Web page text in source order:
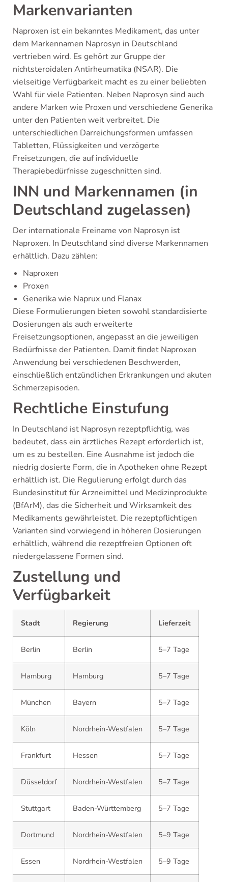
Markenvarianten
Naproxen ist ein bekanntes Medikament, das unter
dem Markennamen Naprosyn in Deutschland
vertrieben wird. Es gehört zur Gruppe der
nichtsteroidalen Antirheumatika (NSAR). Die
vielseitige Verfügbarkeit macht es zu einer beliebten
Wahl für viele Patienten. Neben Naprosyn sind auch
andere Marken wie Proxen und verschiedene Generika
unter den Patienten weit verbreitet. Die
unterschiedlichen Darreichungsformen umfassen
Tabletten, Flüssigkeiten und verzögerte
Freisetzungen, die auf individuelle
Therapiebedürfnisse zugeschnitten sind.
INN und Markennamen (in
Deutschland zugelassen)
Der internationale Freiname von Naprosyn ist
Naproxen. In Deutschland sind diverse Markennamen
erhältlich. Dazu zählen:
Naproxen
Proxen
Generika wie Naprux und Flanax
Diese Formulierungen bieten sowohl standardisierte
Dosierungen als auch erweiterte
Freisetzungsoptionen, angepasst an die jeweiligen
Bedürfnisse der Patienten. Damit findet Naproxen
Anwendung bei verschiedenen Beschwerden,
einschließlich entzündlichen Erkrankungen und akuten
Schmerzepisoden.
Rechtliche Einstufung
In Deutschland ist Naprosyn rezeptpflichtig, was
bedeutet, dass ein ärztliches Rezept erforderlich ist,
um es zu bestellen. Eine Ausnahme ist jedoch die
niedrig dosierte Form, die in Apotheken ohne Rezept
erhältlich ist. Die Regulierung erfolgt durch das
Bundesinstitut für Arzneimittel und Medizinprodukte
(BfArM), das die Sicherheit und Wirksamkeit des
Medikaments gewährleistet. Die rezeptpflichtigen
Varianten sind vorwiegend in höheren Dosierungen
erhältlich, während die rezeptfreien Optionen oft
niedergelassene Formen sind.
Zustellung und
Verfügbarkeit
Stadt Regierung Lieferzeit
Berlin Berlin 5–7 Tage
Hamburg Hamburg 5–7 Tage
München Bayern 5–7 Tage
Köln Nordrhein-Westfalen 5–7 Tage
Frankfurt Hessen 5–7 Tage
Düsseldorf Nordrhein-Westfalen 5–7 Tage
Stuttgart Baden-Württemberg 5–7 Tage
Dortmund Nordrhein-Westfalen 5–9 Tage
Essen Nordrhein-Westfalen 5–9 Tage